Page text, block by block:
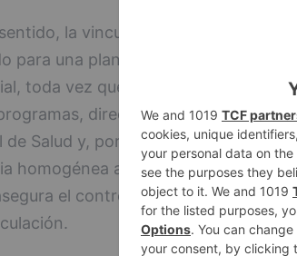
la vinculación se configura
para una planificación estable a
toda vez que los servicios
directrices y criterios de
de Salud y, por otra parte, la
homogénea a los usuarios del
el control de la actividad